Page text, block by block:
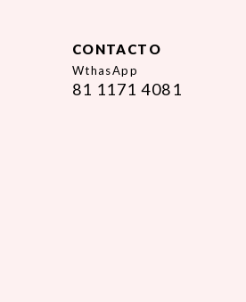
CONTACTO
WthasApp
81 1171 4081